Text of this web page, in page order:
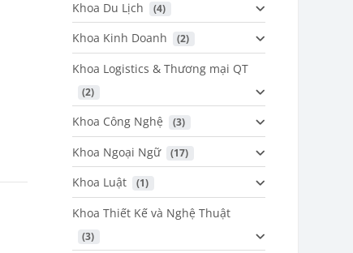
Khoa Du Lịch (4)
Khoa Kinh Doanh (2)
Khoa Logistics & Thương mại QT
(2)
Khoa Công Nghệ (3)
Khoa Ngoại Ngữ (17)
Khoa Luật (1)
Khoa Thiết Kế và Nghệ Thuật
(3)